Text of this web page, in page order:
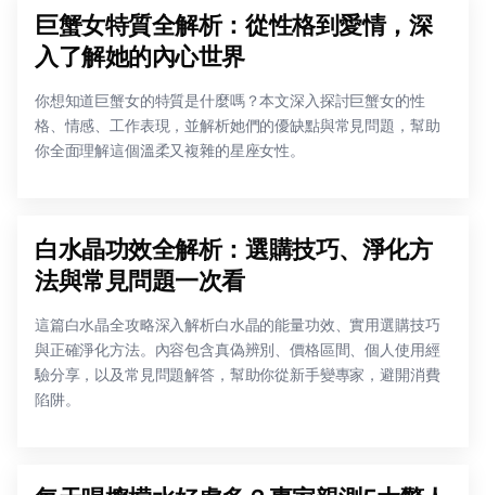
巨蟹女特質全解析：從性格到愛情，深
入了解她的內心世界
你想知道巨蟹女的特質是什麼嗎？本文深入探討巨蟹女的性
格、情感、工作表現，並解析她們的優缺點與常見問題，幫助
你全面理解這個溫柔又複雜的星座女性。
白水晶功效全解析：選購技巧、淨化方
法與常見問題一次看
這篇白水晶全攻略深入解析白水晶的能量功效、實用選購技巧
與正確淨化方法。內容包含真偽辨別、價格區間、個人使用經
驗分享，以及常見問題解答，幫助你從新手變專家，避開消費
陷阱。